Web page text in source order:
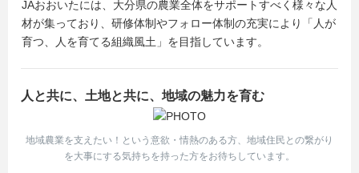
JAおおいたには、大分県の農業全体をサポートすべく様々な人
材が集っており、研修体制やフォロー体制の充実により「人が
育つ、人を育てる組織風土」を目指しています。
人と共に、土地と共に、地域の魅力を育む
地域農業を支えたい！という意欲・情熱のある方、地域住民との繋がり
を大事にする気持ちを持った方をお待ちしています。